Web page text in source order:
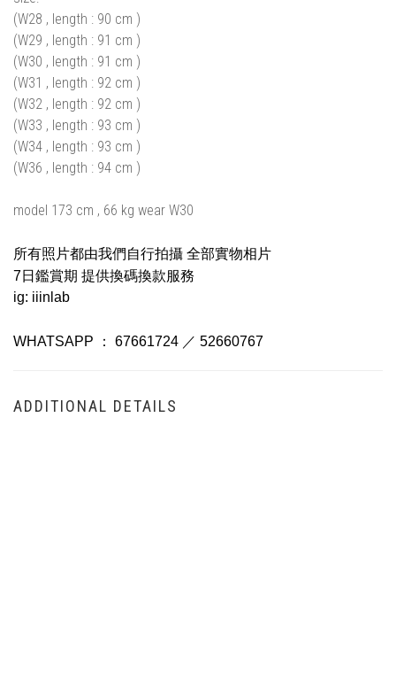
(W28 , length : 90 cm )
(W29 , length : 91 cm )
(W30 , length : 91 cm )
(W31 , length : 92 cm )
(W32 , length : 92 cm )
(W33 , length : 93 cm )
(W34 , length : 93 cm )
(W36 , length : 94 cm )
model 173 cm , 66 kg wear W30
所有照片都由我們自行拍攝 全部實物相片
7日鑑賞期 提供換碼換款服務
ig: iiinlab
WHATSAPP ： 67661724 ／ 52660767
ADDITIONAL DETAILS